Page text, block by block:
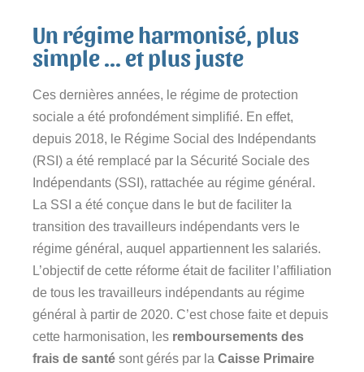
Un régime harmonisé, plus
simple ... et plus juste
Ces dernières années, le régime de protection
sociale a été profondément simplifié. En effet,
depuis 2018, le Régime Social des Indépendants
(RSI) a été remplacé par la Sécurité Sociale des
Indépendants (SSI), rattachée au régime général.
La SSI a été conçue dans le but de faciliter la
transition des travailleurs indépendants vers le
régime général, auquel appartiennent les salariés.
L’objectif de cette réforme était de faciliter l’affiliation
de tous les travailleurs indépendants au régime
général à partir de 2020. C’est chose faite et depuis
cette harmonisation, les remboursements des
frais de santé sont gérés par la Caisse Primaire